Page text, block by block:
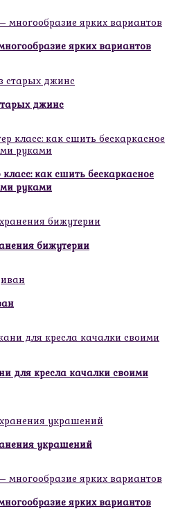
ярких вариантов
джинс
как сшить бескаркасное
руками
бижутерии
для кресла качалки своими
украшений
ярких вариантов